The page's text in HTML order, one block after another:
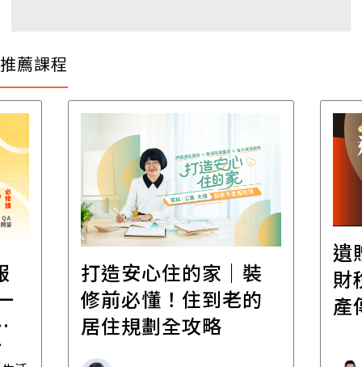
推薦課程
打造安心住的家｜裝
修前必懂！住到老的
居住規劃全攻略
遺
財
產